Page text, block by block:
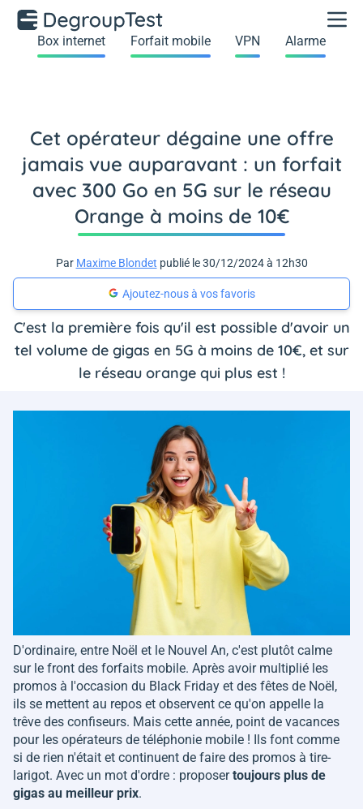
Box internet Forfait mobile VPN Alarme
Cet opérateur dégaine une offre
jamais vue auparavant : un forfait
avec 300 Go en 5G sur le réseau
Orange à moins de 10€
Par Maxime Blondet publié le 30/12/2024 à 12h30
Ajoutez-nous à vos favoris
C'est la première fois qu'il est possible d'avoir un
tel volume de gigas en 5G à moins de 10€, et sur
le réseau orange qui plus est !
D'ordinaire, entre Noël et le Nouvel An, c'est plutôt calme
sur le front des forfaits mobile. Après avoir multiplié les
promos à l'occasion du Black Friday et des fêtes de Noël,
ils se mettent au repos et observent ce qu'on appelle la
trêve des confiseurs. Mais cette année, point de vacances
pour les opérateurs de téléphonie mobile ! Ils font comme
si de rien n'était et continuent de faire des promos à tire-
larigot. Avec un mot d'ordre : proposertoujours plus de
gigas au meilleur prix.